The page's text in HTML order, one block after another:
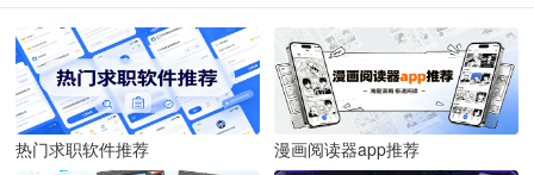
热门求职软件推荐 漫画阅读器app推荐